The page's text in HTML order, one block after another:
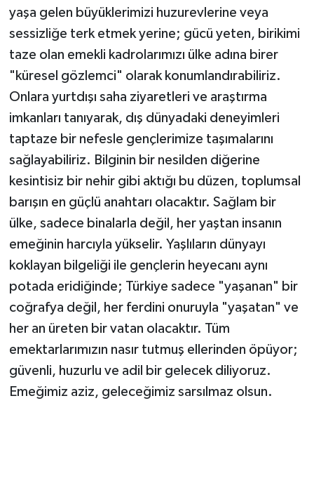
yaşa gelen büyüklerimizi huzurevlerine veya
sessizliğe terk etmek yerine; gücü yeten, birikimi
taze olan emekli kadrolarımızı ülke adına birer
"küresel gözlemci" olarak konumlandırabiliriz.
Onlara yurtdışı saha ziyaretleri ve araştırma
imkanları tanıyarak, dış dünyadaki deneyimleri
taptaze bir nefesle gençlerimize taşımalarını
sağlayabiliriz. Bilginin bir nesilden diğerine
kesintisiz bir nehir gibi aktığı bu düzen, toplumsal
barışın en güçlü anahtarı olacaktır. Sağlam bir
ülke, sadece binalarla değil, her yaştan insanın
emeğinin harcıyla yükselir. Yaşlıların dünyayı
koklayan bilgeliği ile gençlerin heyecanı aynı
potada eridiğinde; Türkiye sadece "yaşanan" bir
coğrafya değil, her ferdini onuruyla "yaşatan" ve
her an üreten bir vatan olacaktır. Tüm
emektarlarımızın nasır tutmuş ellerinden öpüyor;
güvenli, huzurlu ve adil bir gelecek diliyoruz.
Emeğimiz aziz, geleceğimiz sarsılmaz olsun.